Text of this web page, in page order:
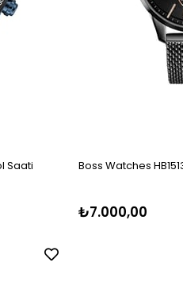
Saati Boss Watches
₺7.000,00